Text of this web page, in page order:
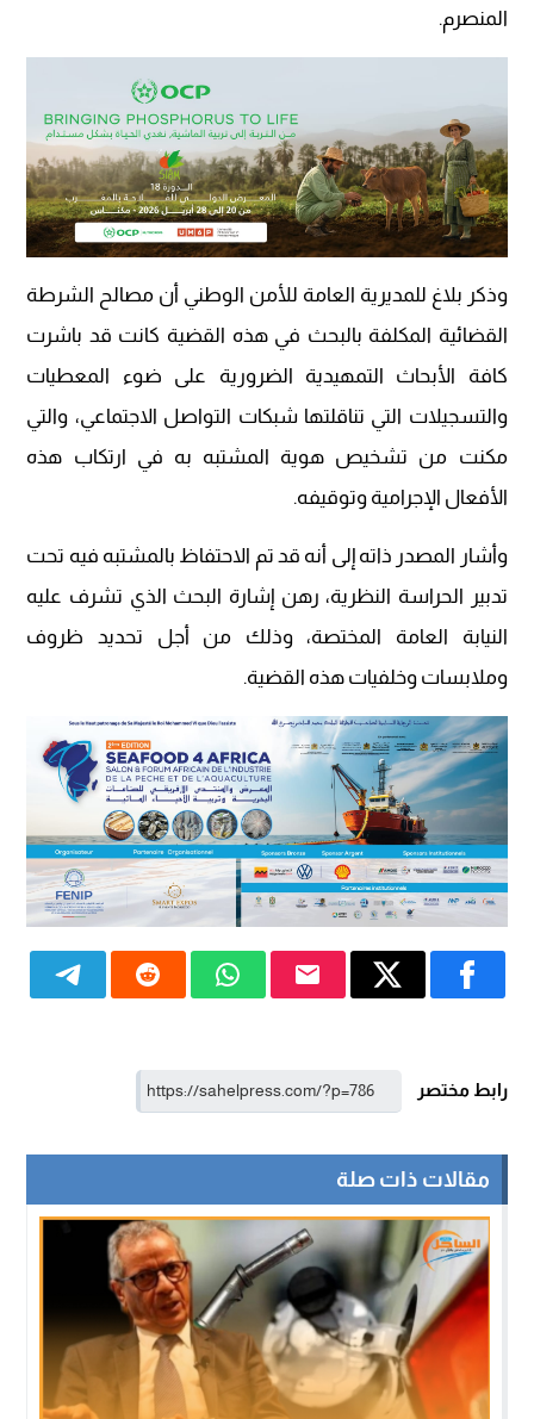
المنصرم.
وذكر بلاغ للمديرية العامة للأمن الوطني أن مصالح الشرطة
القضائية المكلفة بالبحث في هذه القضية كانت قد باشرت
كافة الأبحاث التمهيدية الضرورية على ضوء المعطيات
والتسجيلات التي تناقلتها شبكات التواصل الاجتماعي، والتي
مكنت من تشخيص هوية المشتبه به في ارتكاب هذه
الأفعال الإجرامية وتوقيفه.
وأشار المصدر ذاته إلى أنه قد تم الاحتفاظ بالمشتبه فيه تحت
تدبير الحراسة النظرية، رهن إشارة البحث الذي تشرف عليه
النيابة العامة المختصة، وذلك من أجل تحديد ظروف
وملابسات وخلفيات هذه القضية.
رابط مختصر
مقالات ذات صلة